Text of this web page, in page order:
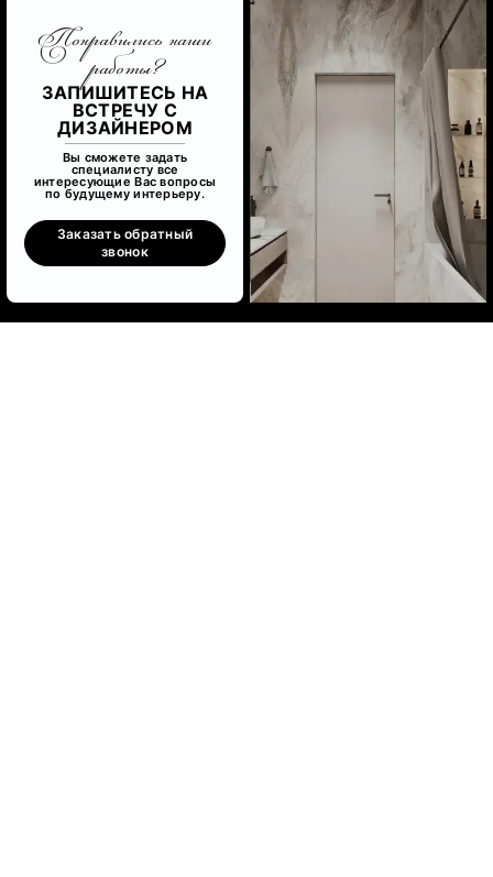
Понравились наши
работы?
ЗАПИШИТЕСЬ НА
ВСТРЕЧУ С
ДИЗАЙНЕРОМ
Вы сможете задать
специалисту все
интересующие Вас вопросы
по будущему интерьеру.
Заказать обратный
звонок